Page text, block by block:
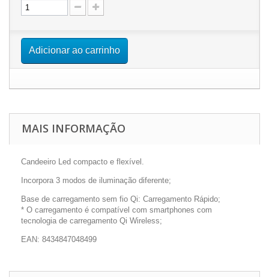
Adicionar ao carrinho
MAIS INFORMAÇÃO
Candeeiro Led compacto e flexível.
Incorpora 3 modos de iluminação diferente;
Base de carregamento sem fio Qi: Carregamento Rápido;
* O carregamento é compatível com smartphones com
tecnologia de carregamento Qi Wireless;
EAN: 8434847048499